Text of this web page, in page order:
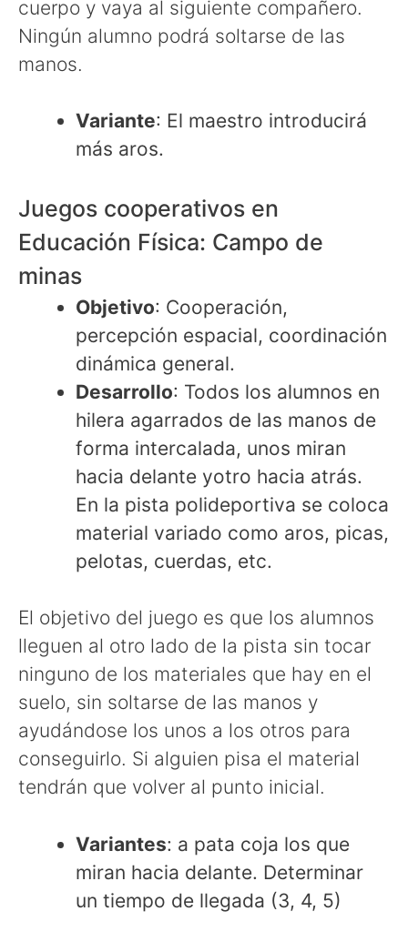
cuerpo y vaya al siguiente compañero.
Ningún alumno podrá soltarse de las
manos.
Variante: El maestro introducirá
más aros.
Juegos cooperativos en
Educación Física: Campo de
minas
Objetivo: Cooperación,
percepción espacial, coordinación
dinámica general.
Desarrollo: Todos los alumnos en
hilera agarrados de las manos de
forma intercalada, unos miran
hacia delante yotro hacia atrás.
En la pista polideportiva se coloca
material variado como aros, picas,
pelotas, cuerdas, etc.
El objetivo del juego es que los alumnos
lleguen al otro lado de la pista sin tocar
ninguno de los materiales que hay en el
suelo, sin soltarse de las manos y
ayudándose los unos a los otros para
conseguirlo. Si alguien pisa el material
tendrán que volver al punto inicial.
Variantes: a pata coja los que
miran hacia delante. Determinar
un tiempo de llegada (3, 4, 5)